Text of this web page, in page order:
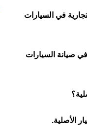
في السيارات
صيانة السيارات
الأصلية.